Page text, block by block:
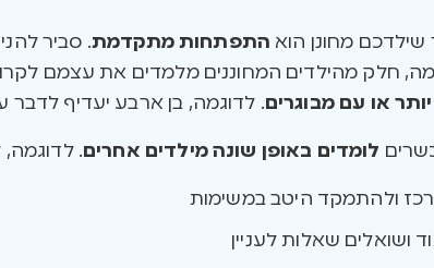
מחונן הוא התפתחות מתקדמת. סביר
חלק מהילדים המחוננים מלמדים את עצמם
או עם מבוגרים. לדוגמה, בן ארבע יעדיף לדבר
לומדים באופן שונה מילדים אחרים. לדוגמה,
ולהתמקד היטב במשימות
ושואלים שאלות לעניין